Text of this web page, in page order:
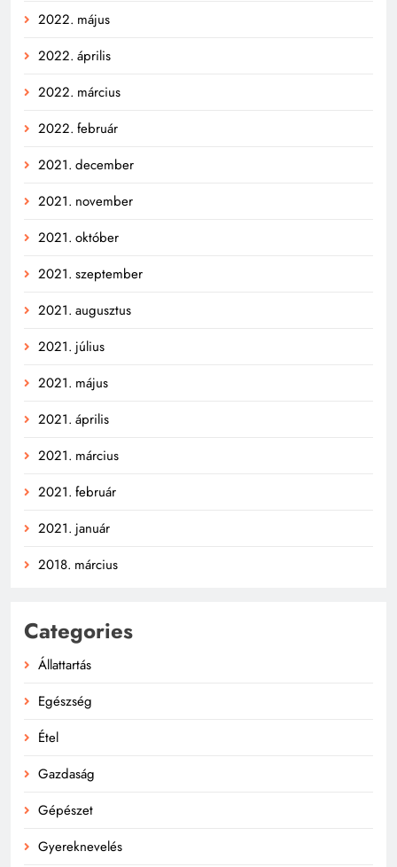
2022. május
2022. április
2022. március
2022. február
2021. december
2021. november
2021. október
2021. szeptember
2021. augusztus
2021. július
2021. május
2021. április
2021. március
2021. február
2021. január
2018. március
Categories
Állattartás
Egészség
Étel
Gazdaság
Gépészet
Gyereknevelés